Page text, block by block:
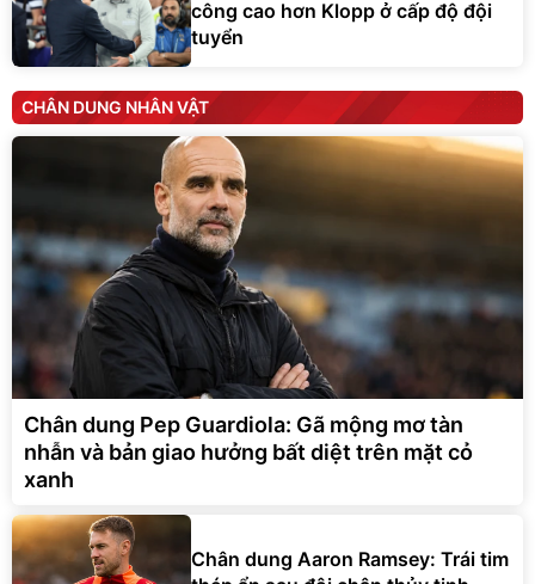
công cao hơn Klopp ở cấp độ đội
tuyển
CHÂN DUNG NHÂN VẬT
Chân dung Pep Guardiola: Gã mộng mơ tàn
nhẫn và bản giao hưởng bất diệt trên mặt cỏ
xanh
Chân dung Aaron Ramsey: Trái tim